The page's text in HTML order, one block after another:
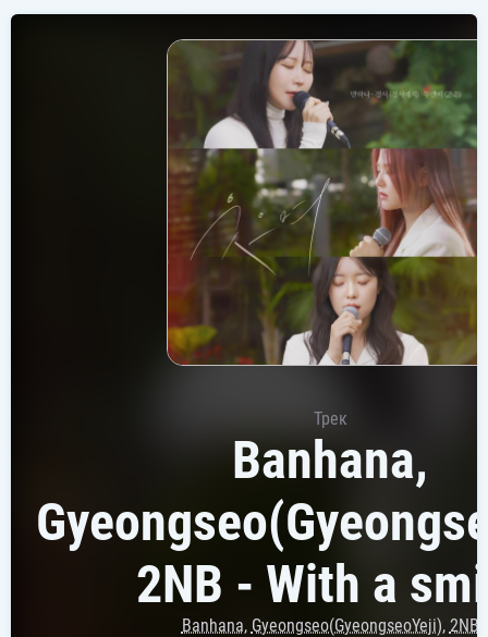
Трек
Banhana,
2NB - With a
Banhana, Gyeongseo(GyeongseoYeji), 2NB